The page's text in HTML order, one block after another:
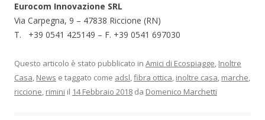
Eurocom Innovazione SRL
Via Carpegna, 9 – 47838 Riccione (RN)
T. +39 0541 425149 – F. +39 0541 697030
Questo articolo è stato pubblicato in Amici di Ecospiagge, Inoltre
Casa, News e taggato come adsl,fibra ottica, inoltre casa, marche,
riccione, rimini il 14 Febbraio 2018 da Domenico Marchetti